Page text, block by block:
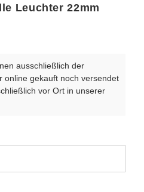
Leuchter 22mm
ausschließlich der
online gekauft noch versendet
vor Ort in unserer